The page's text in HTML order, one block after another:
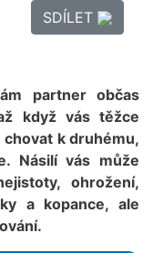
SDÍLET
partner občas
když vás těžce
k druhému,
Násilí vás může
ohrožení,
a kopance, ale